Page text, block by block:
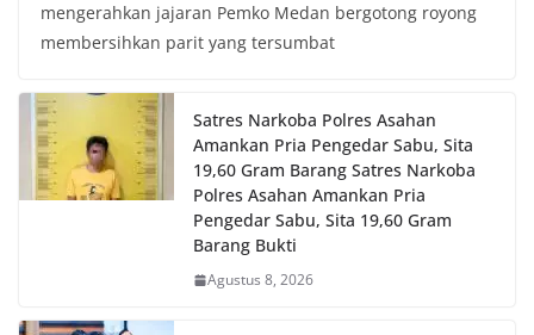
mengerahkan jajaran Pemko Medan bergotong royong
membersihkan parit yang tersumbat
Satres Narkoba Polres Asahan
Amankan Pria Pengedar Sabu, Sita
19,60 Gram Barang Satres Narkoba
Polres Asahan Amankan Pria
Pengedar Sabu, Sita 19,60 Gram
Barang Bukti
Agustus 8, 2026